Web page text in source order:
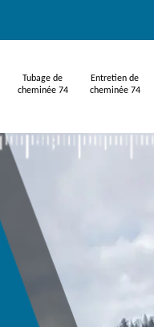
Tubage de
cheminée 74
Entretien de
cheminée 74